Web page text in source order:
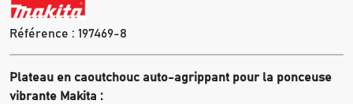
Référence : 197469-8
Plateau en caoutchouc auto-agrippant pour la ponceuse
vibrante Makita :